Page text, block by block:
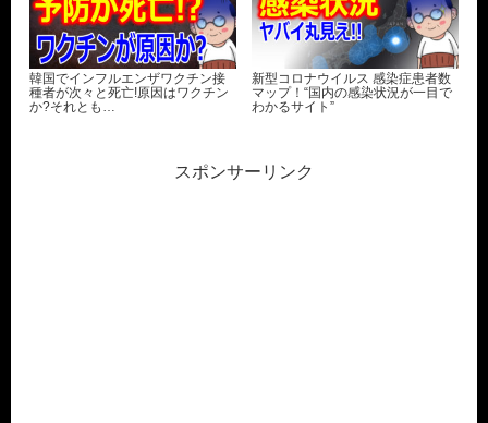
韓国でインフルエンザワクチン接
種者が次々と死亡!原因はワクチン
か?それとも…
新型コロナウイルス 感染症患者数
マップ！“国内の感染状況が一目で
わかるサイト”
スポンサーリンク